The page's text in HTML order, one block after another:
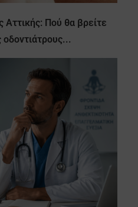
Αττικής: Πού θα βρείτε